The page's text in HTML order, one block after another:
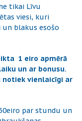
tikai Līvu
viesi, kuri
blakus esošo
1 eiro apmērā
un ar bonusu.
notiek vienlaicīgi ar
par stundu un